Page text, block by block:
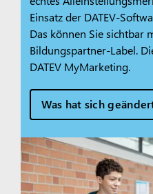
Einsatz der DATEV-
Das können Sie sichtbar
Bildungspartner-Label.
DATEV MyMarketing.
Was hat sich